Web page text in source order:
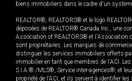
biens immobiliers dans le cadre d'un
REALTOR®, REALTORS® et le logo
déposées de REALTOR® Canada Inc., une
Association of REALTORS® et l'Association
sont propriétaires. Les marques de
distinguer les services immobiliers offerts
immobilier en tant que membres de l'ACI.
S.I.A.® /MLS®, Service inter-agences®, et
propriété de l'ACI, et ils servent à identifier